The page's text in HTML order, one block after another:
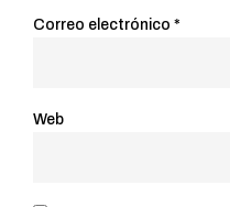
Correo electrónico *
Web